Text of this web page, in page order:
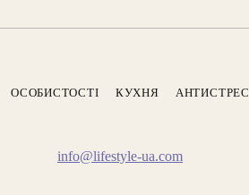
ОСОБИСТОСТІ КУХНЯ АНТИСТРЕС
info@lifestyle-ua.com